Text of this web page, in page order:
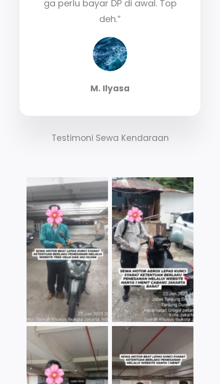
ga perlu bayar DP di awal. Top
deh.”
M. Ilyasa
Testimoni Sewa Kendaraan
TNo Caption TNo Caption